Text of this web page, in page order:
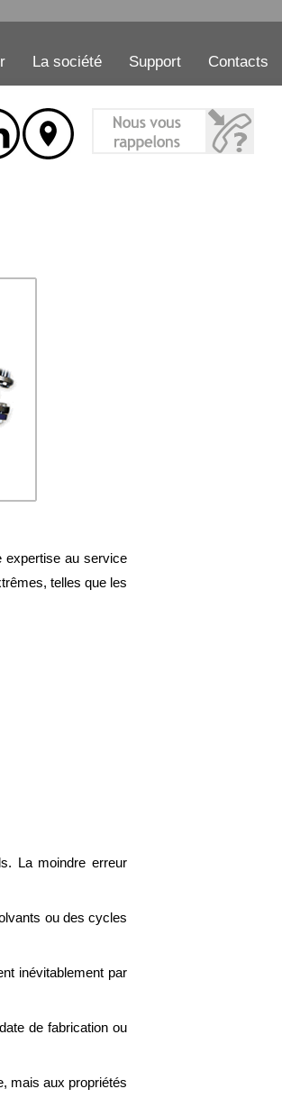
La société Support Contacts
expertise au service
telles que les
La moindre erreur
ou des cycles
inévitablement par
de fabrication ou
mais aux propriétés